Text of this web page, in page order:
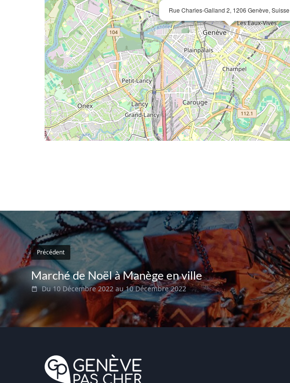
Rue Charles-Galland 2, 1206 Genève, Suisse
Précédent
Marché de Noël à Manège en ville
Du 10 Décembre 2022 au 10 Décembre 2022